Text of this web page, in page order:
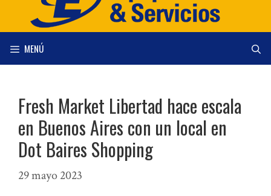
MENÚ
Fresh Market Libertad hace escala
en Buenos Aires con un local en
Dot Baires Shopping
29 mayo 2023